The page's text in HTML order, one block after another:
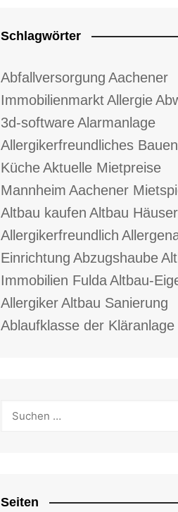
Schlagwörter
Abfallversorgung Aachener
ImmobilienmarktAllergie
3d-softwareAlarmanlage
Allergikerfreundliches Bauen
KücheAktuelle Mietpreise
Mannheim Aachener
Altbau kaufen Altbau
Allergikerfreundlich
Einrichtung Abzugshaube
Immobilien FuldaAltbau-
AllergikerAltbau Sanierung
Ablaufklasse der Kläranlage
Seiten